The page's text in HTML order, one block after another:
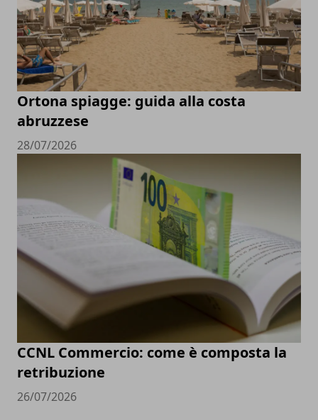
Ortona spiagge: guida alla costa
abruzzese
28/07/2026
CCNL Commercio: come è composta la
retribuzione
26/07/2026